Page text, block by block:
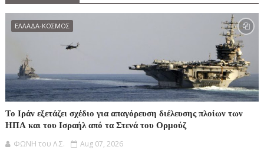
ΕΛΛΑΔΑ-ΚΟΣΜΟΣ
Το Ιράν εξετάζει σχέδιο για απαγόρευση διέλευσης πλοίων των
ΗΠΑ και του Ισραήλ από τα Στενά του Ορμούζ
ΦΩΝΗ του Λ.Σ. Aug 07, 2026